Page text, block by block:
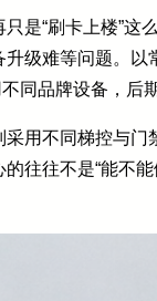
是“刷卡上楼”
级难等问题。
同品牌设备，后
用不同梯控与
往往不是“能不